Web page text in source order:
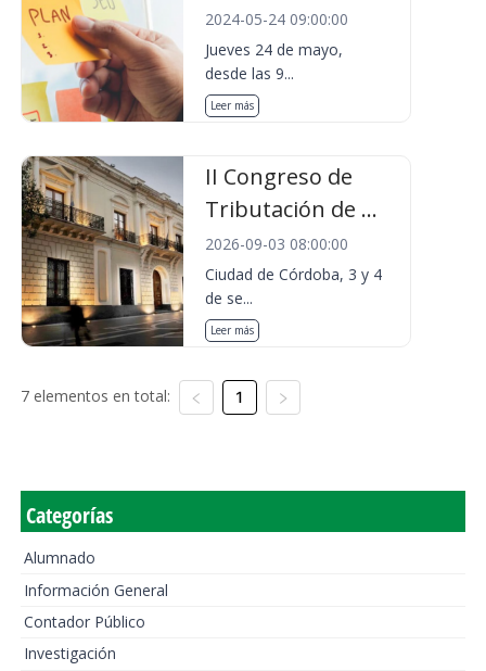
2024-05-24 09:00:00
Jueves 24 de mayo,
desde las 9...
Leer más
II Congreso de
Tributación de ...
2026-09-03 08:00:00
Ciudad de Córdoba, 3 y 4
de se...
Leer más
7 elementos en total: 1
Categorías
Alumnado
Información General
Contador Público
Investigación